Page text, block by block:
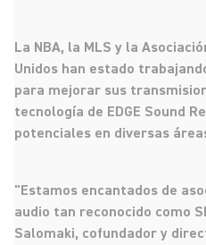
La NBA, la MLS y la
Unidos han estado
para mejorar sus
tecnología de EDGE Sound
potenciales en diversas
"Estamos encantados de
audio tan reconocido como
Salomaki, cofundador y